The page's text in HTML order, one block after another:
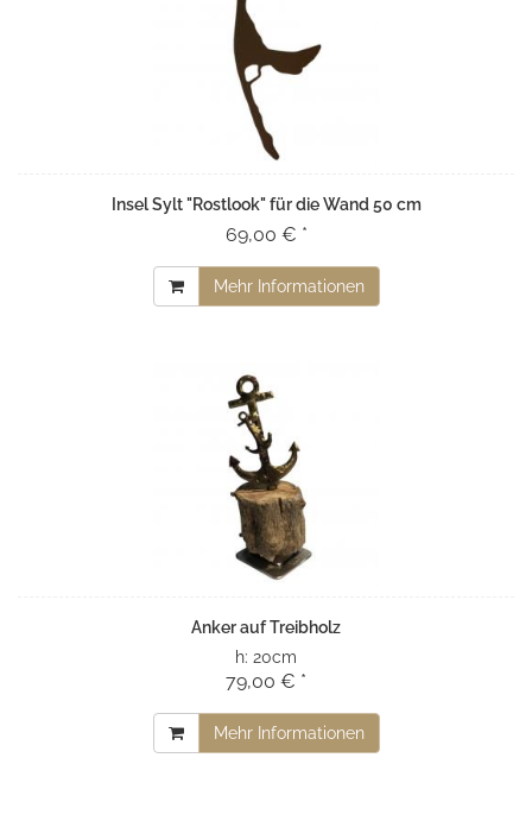
Insel Sylt "Rostlook" für die Wand 50 cm
69,00 € *
Mehr Informationen
Anker auf Treibholz
h: 20cm
79,00 € *
Mehr Informationen